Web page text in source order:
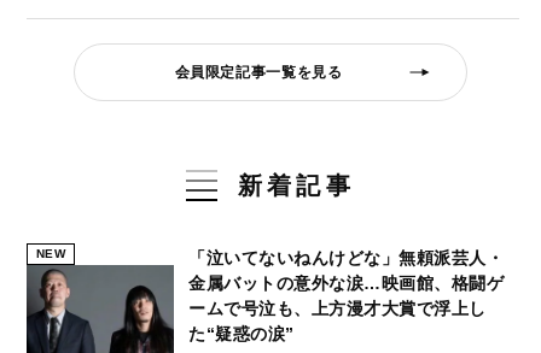
会員限定記事一覧を見る
新着記事
NEW
「泣いてないねんけどな」無頼派芸人・
金属バットの意外な涙…映画館、格闘ゲ
ームで号泣も、上方漫才大賞で浮上し
た“疑惑の涙”